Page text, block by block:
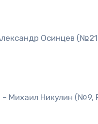
Осинцев
Михаил Никулин (№9,